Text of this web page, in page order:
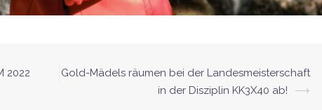
2022
Gold-Mädels räumen bei der Landesmeisterschaft
in der Disziplin KK3X40 ab!
⟶